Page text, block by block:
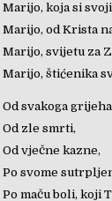
Marijo, koja si
Marijo, od Krista
Marijo, svijetu za
Marijo, štićenika
Od svakoga
Od zle smrti,
Od vječne kazne,
Po svome
Po maču boli, koji